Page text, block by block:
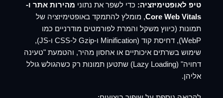
טיפ לאופטימיזציה: כדי לשפר את נתוני מהירות אתר ו-
Core Web Vitals, מומלץ להתמקד באופטימיזציה של
תמונות (כיווץ משקל והמרת לפורמטים מודרניים כמו
WebP), דחיסת קוד (Minification ו-Gzip ל-CSS ו-JS),
שימוש בשרתים איכותיים או אחסון מהיר, והטמעת "טעינה
דחויה" (Lazy Loading) שתטען תמונות רק כשהגולש גולל
אליהן.